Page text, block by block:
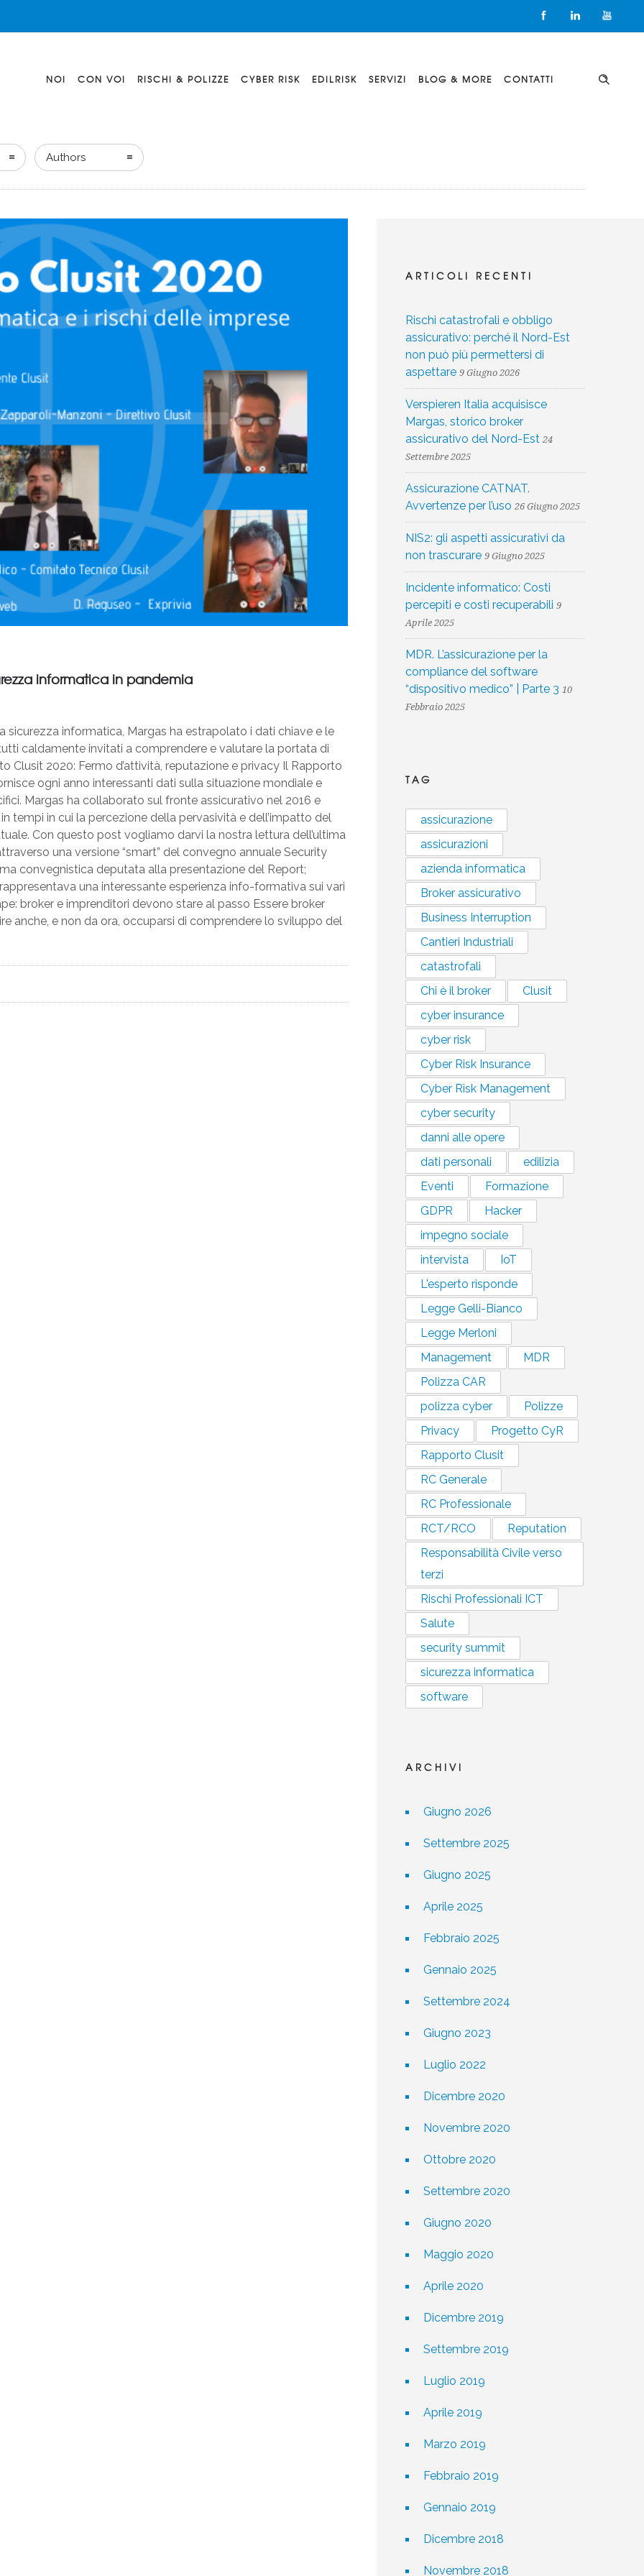
NOI CON VOI RISCHI & POLIZZE CYBER RISK EDILRISK SERVIZI BLOG & MORE CONTATTI
Authors
informatica in pandemia
informatica, Margas ha estrapolato i dati chiave e le
caldamente invitati a comprendere e valutare la portata di
Clusit 2020: Fermo d’attività, reputazione e privacy Il Rapporto
ogni anno interessanti dati sulla situazione mondiale e
Margas ha collaborato sul fronte assicurativo nel 2016 e
tempi in cui la percezione della pervasività e dell’impatto del
Con questo post vogliamo darvi la nostra lettura dell’ultima
una versione “smart” del convegno annuale Security
convegnistica deputata alla presentazione del Report;
una interessante esperienza info-formativa sui vari
broker e imprenditori devono stare al passo Essere broker
anche, e non da ora, occuparsi di comprendere lo sviluppo del
ARTICOLI RECENTI
Rischi catastrofali e obbligo
assicurativo: perché il Nord-Est
non può più permettersi di
aspettare 9 Giugno 2026
Verspieren Italia acquisisce
Margas, storico broker
assicurativo del Nord-Est 24
Settembre 2025
Assicurazione CATNAT.
Avvertenze per l’uso 26 Giugno 2025
NIS2: gli aspetti assicurativi da
non trascurare 9 Giugno 2025
Incidente informatico: Costi
percepiti e costi recuperabili 9
Aprile 2025
MDR. L’assicurazione per la
compliance del software
“dispositivo medico” | Parte 3 10
Febbraio 2025
TAG
assicurazione
assicurazioni
azienda informatica
Broker assicurativo
Business Interruption
Cantieri Industriali
catastrofali
Chi è il broker
Clusit
cyber insurance
cyber risk
Cyber Risk Insurance
Cyber Risk Management
cyber security
danni alle opere
dati personali
edilizia
Eventi
Formazione
GDPR
Hacker
impegno sociale
intervista
IoT
L'esperto risponde
Legge Gelli-Bianco
Legge Merloni
Management
MDR
Polizza CAR
polizza cyber
Polizze
Privacy
Progetto CyR
Rapporto Clusit
RC Generale
RC Professionale
RCT/RCO
Reputation
Responsabilità Civile verso
terzi
Rischi Professionali ICT
Salute
security summit
sicurezza informatica
software
ARCHIVI
Giugno 2026
Settembre 2025
Giugno 2025
Aprile 2025
Febbraio 2025
Gennaio 2025
Settembre 2024
Giugno 2023
Luglio 2022
Dicembre 2020
Novembre 2020
Ottobre 2020
Settembre 2020
Giugno 2020
Maggio 2020
Aprile 2020
Dicembre 2019
Settembre 2019
Luglio 2019
Aprile 2019
Marzo 2019
Febbraio 2019
Gennaio 2019
Dicembre 2018
Novembre 2018